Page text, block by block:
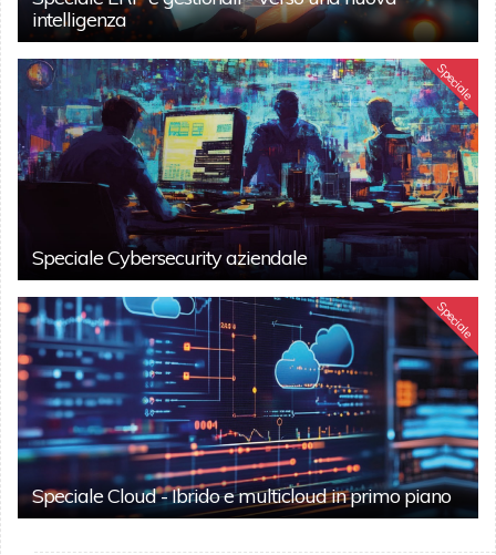
intelligenza
Speciale
Speciale Cybersecurity aziendale
Speciale
Speciale Cloud - Ibrido e multicloud in primo piano